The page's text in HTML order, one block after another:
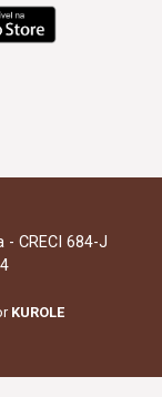
CRECI 684-J
KUROLE